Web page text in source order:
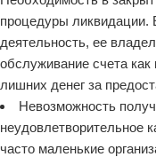
процедуры ликвидации.
деятельность, ее
обслуживание счета
лишних денег за
Невозможность
неудовлетворительное
часто маленькие